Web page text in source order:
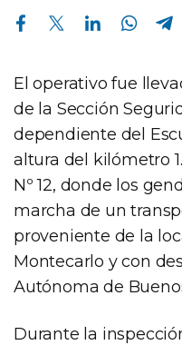
Compartir en Facebook Compartir en Twitter Compartir en Linkedin Compartir en Whatsapp
El operativo fue
de la Sección
dependiente del
altura del kilómetro
Nº 12, donde los
marcha de un
proveniente de la
Montecarlo y con
Autónoma de
Durante la